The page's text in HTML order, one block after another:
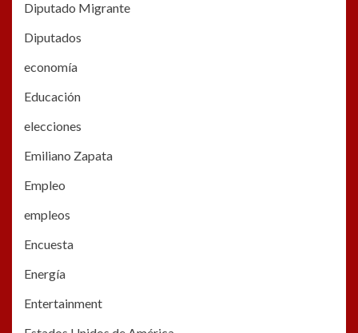
Diputado Migrante
Diputados
economía
Educación
elecciones
Emiliano Zapata
Empleo
empleos
Encuesta
Energía
Entertainment